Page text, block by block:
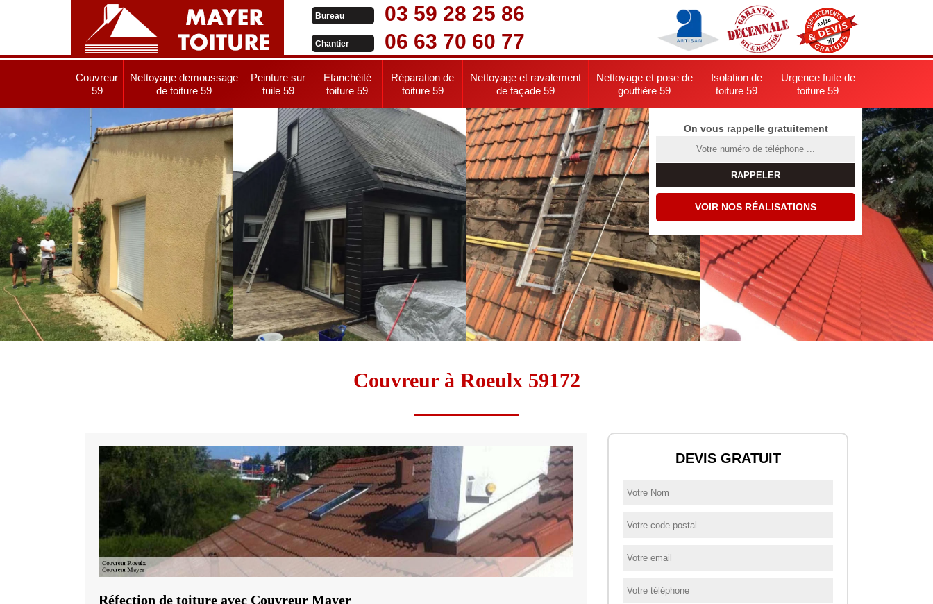
Bureau 03 59 28 25 86
Chantier 06 63 70 60 77
Couvreur
59
Nettoyage demoussage
de toiture 59
Peinture sur
tuile 59
Etanchéité
toiture 59
Réparation de
toiture 59
Nettoyage et ravalement
de façade 59
Nettoyage et pose de
gouttière 59
Isolation de
toiture 59
Urgence fuite de
toiture 59
On vous rappelle gratuitement
VOIR NOS RÉALISATIONS
Couvreur à Roeulx 59172
Réfection de toiture avec Couvreur Mayer
DEVIS GRATUIT